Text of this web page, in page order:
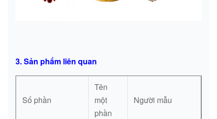
3. Sản phẩm liên quan
Số phần
Tên
một
phần
Người mẫu